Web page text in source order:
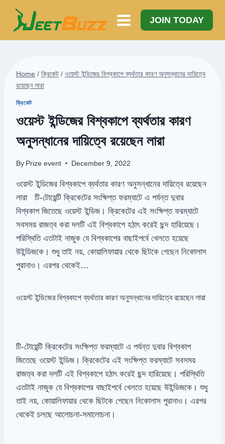
Skip
content
JOIN TODAY
Home / ক্রিকেট / ওয়েস্ট ইন্ডিজের বিশ্বকাপে ব্যর্থতার কারণ অনুসন্ধানের দায়িত্বে
রয়েছেন লারা
ক্রিকেট
ওয়েস্ট ইন্ডিজের বিশ্বকাপে ব্যর্থতার কারণ
অনুসন্ধানের দায়িত্বে রয়েছেন লারা
By Prize event December 9, 2022
ওয়েস্ট ইন্ডিজের বিশ্বকাপে ব্যর্থতার কারণ অনুসন্ধানের দায়িত্বে রয়েছেন
লারা টি-টোয়েন্টি ক্রিকেটের সংক্ষিপ্ত ফরম্যাটে এ পর্যন্ত দুবার
বিশ্বকাপ জিতেছে ওয়েস্ট ইন্ডিজ। ক্রিকেটের এই সংক্ষিপ্ত ফরম্যাটে
সবসময় রাজত্ব করা দলটি এই বিশ্বকাপে হঠাৎ করেই ছন্দ হারিয়েছে।
পরিস্থিতি এতটাই নাজুক যে বিশ্বকাপের বাছাইপর্বে খেলতে হয়েছে
উইন্ডিজকে। শুধু তাই নয়, কোয়ালিফায়ার থেকে ছিটকে গেছেন নিকোলাস
পুরানাও। এরপর থেকেই…
ওয়েস্ট ইন্ডিজের বিশ্বকাপে ব্যর্থতার কারণ অনুসন্ধানের দায়িত্বে রয়েছেন লারা
টি-টোয়েন্টি ক্রিকেটের সংক্ষিপ্ত ফরম্যাটে এ পর্যন্ত দুবার বিশ্বকাপ
জিতেছে ওয়েস্ট ইন্ডিজ। ক্রিকেটের এই সংক্ষিপ্ত ফরম্যাটে সবসময়
রাজত্ব করা দলটি এই বিশ্বকাপে হঠাৎ করেই ছন্দ হারিয়েছে। পরিস্থিতি
এতটাই নাজুক যে বিশ্বকাপের বাছাইপর্বে খেলতে হয়েছে উইন্ডিজকে। শুধু
তাই নয়, কোয়ালিফায়ার থেকে ছিটকে গেছেন নিকোলাস পুরানাও। এরপর
থেকেই চলছে আলোচনা-সমালোচনা।